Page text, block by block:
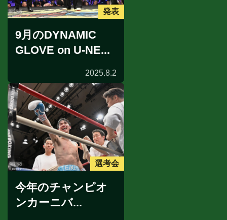
発表
9月のDYNAMIC
GLOVE on U-NE...
2025.8.2
選考会
今年のチャンピオ
ンカーニバ...